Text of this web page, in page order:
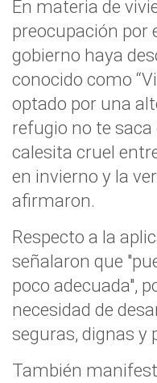
En materia de
preocupación por
gobierno haya
conocido como
optado por una
refugio no te saca
calesita cruel
en invierno y la
afirmaron.
Respecto a la
señalaron que
poco adecuada",
necesidad de
seguras, dignas y
También